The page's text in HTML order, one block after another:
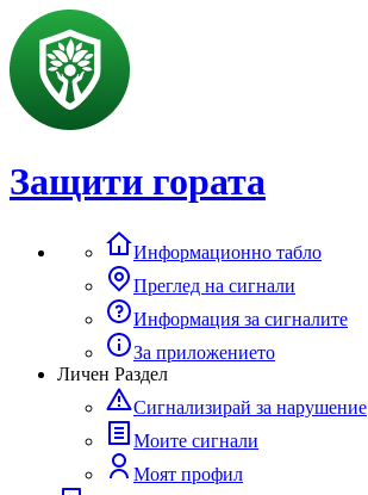
Защити гората
Информационно табло
Преглед на сигнали
Информация за сигналите
За приложението
Личен Раздел
Сигнализирай за нарушение
Моите сигнали
Моят профил